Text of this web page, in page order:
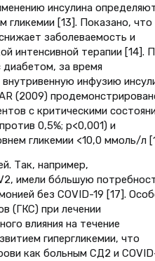
инсулина
[13]. Показано, что
заболеваемость и
интенсивной терапии [14].
диабетом, за время
инфузию
(2009)
с критическими
0,5%; р<0,001) и
гликемии <10,0 ммоль/л
Так, например,
имели бóльшую
без COVID-19 [17].
(ГКС) при лечении
влияния на течение
гипергликемии, что
как больным СД2 и